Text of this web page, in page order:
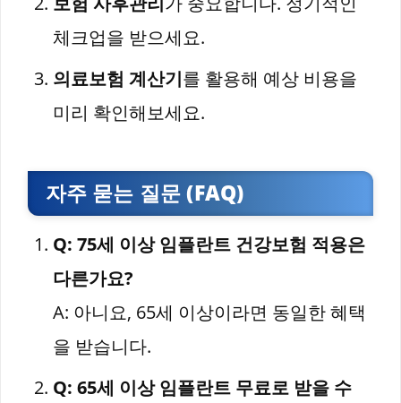
체크업을 받으세요.
의료보험 계산기를 활용해 예상 비용을
미리 확인해보세요.
자주 묻는 질문 (FAQ)
Q: 75세 이상 임플란트 건강보험 적용은
다른가요?
A: 아니요, 65세 이상이라면 동일한 혜택
을 받습니다.
Q: 65세 이상 임플란트 무료로 받을 수